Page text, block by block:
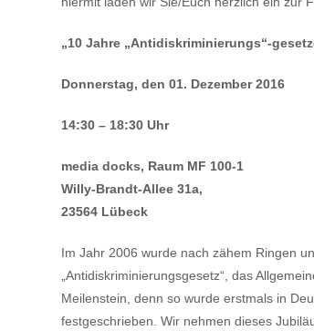
„10 Jahre „Antidiskriminierungs“-
Donnerstag, den 01. Dezember 2016
14:30 – 18:30 Uhr
media docks, Raum MF 100-1
Willy-Brandt-Allee 31a,
23564 Lübeck
Im Jahr 2006 wurde nach zähem Ringen
„Antidiskriminierungsgesetz“, das
Meilenstein, denn so wurde erstmals in
festgeschrieben. Wir nehmen dieses